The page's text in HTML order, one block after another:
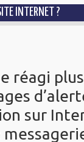
INTERNET ?
réagi
sur